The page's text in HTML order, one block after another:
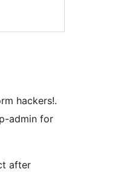
hackers!.
admin for
after